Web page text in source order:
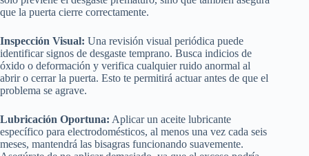
que la puerta cierre correctamente.
Inspección Visual: Una revisión visual periódica puede
identificar signos de desgaste temprano. Busca indicios de
óxido o deformación y verifica cualquier ruido anormal al
abrir o cerrar la puerta. Esto te permitirá actuar antes de que el
problema se agrave.
Lubricación Oportuna: Aplicar un aceite lubricante
específico para electrodomésticos, al menos una vez cada seis
meses, mantendrá las bisagras funcionando suavemente.